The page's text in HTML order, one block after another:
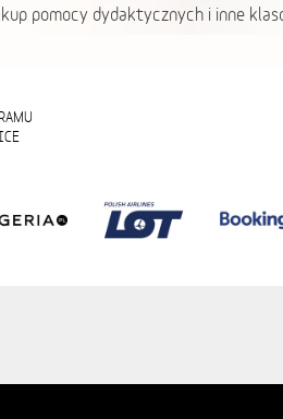
pomocy dydaktycznych i inne